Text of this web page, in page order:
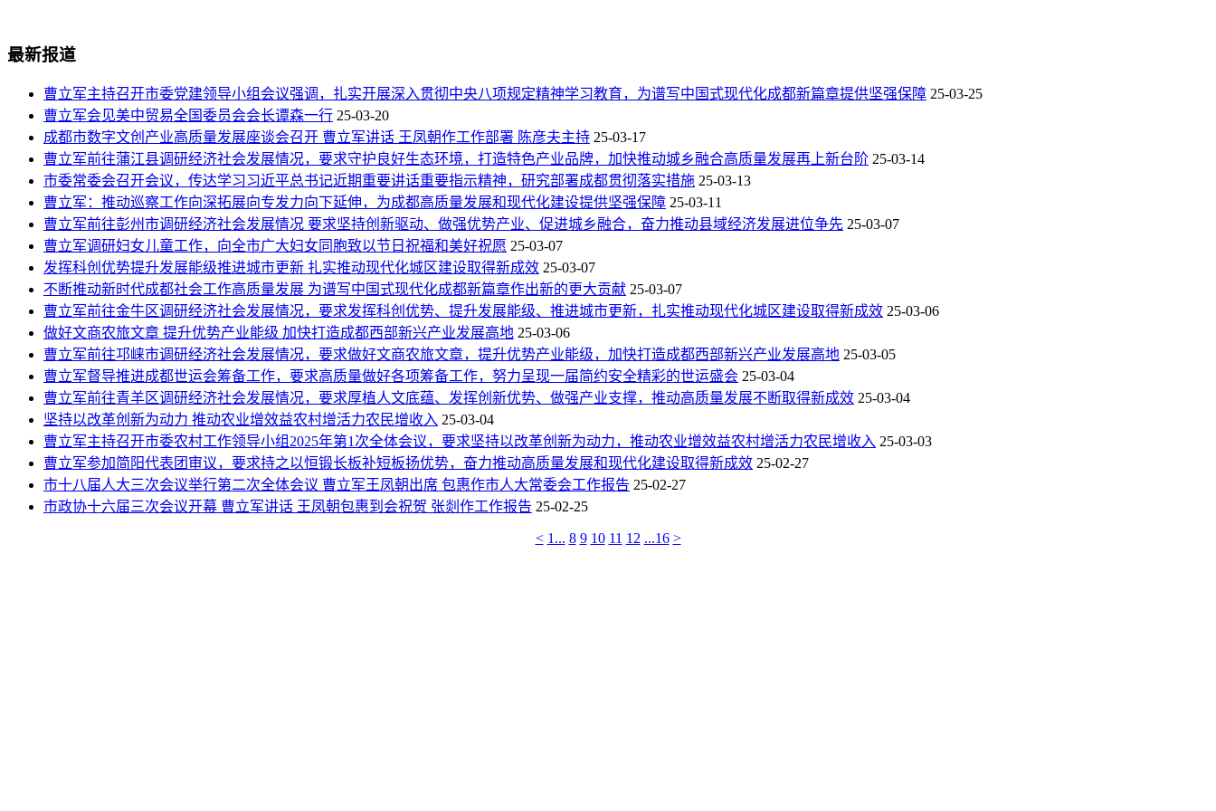
最新报道
曹立军主持召开市委党建领导小组会议强调，扎实开展深入贯彻中央八项规定精神学习教育，为谱写中国式现代化成都新篇章提供坚强保障 25-03-25
曹立军会见美中贸易全国委员会会长谭森一行 25-03-20
成都市数字文创产业高质量发展座谈会召开 曹立军讲话 王凤朝作工作部署 陈彦夫主持 25-03-17
曹立军前往蒲江县调研经济社会发展情况，要求守护良好生态环境，打造特色产业品牌，加快推动城乡融合高质量发展再上新台阶 25-03-14
市委常委会召开会议，传达学习习近平总书记近期重要讲话重要指示精神，研究部署成都贯彻落实措施 25-03-13
曹立军：推动巡察工作向深拓展向专发力向下延伸，为成都高质量发展和现代化建设提供坚强保障 25-03-11
曹立军前往彭州市调研经济社会发展情况 要求坚持创新驱动、做强优势产业、促进城乡融合，奋力推动县域经济发展进位争先 25-03-07
曹立军调研妇女儿童工作，向全市广大妇女同胞致以节日祝福和美好祝愿 25-03-07
发挥科创优势提升发展能级推进城市更新 扎实推动现代化城区建设取得新成效 25-03-07
不断推动新时代成都社会工作高质量发展 为谱写中国式现代化成都新篇章作出新的更大贡献 25-03-07
曹立军前往金牛区调研经济社会发展情况，要求发挥科创优势、提升发展能级、推进城市更新，扎实推动现代化城区建设取得新成效 25-03-06
做好文商农旅文章 提升优势产业能级 加快打造成都西部新兴产业发展高地 25-03-06
曹立军前往邛崃市调研经济社会发展情况，要求做好文商农旅文章，提升优势产业能级，加快打造成都西部新兴产业发展高地 25-03-05
曹立军督导推进成都世运会筹备工作，要求高质量做好各项筹备工作，努力呈现一届简约安全精彩的世运盛会 25-03-04
曹立军前往青羊区调研经济社会发展情况，要求厚植人文底蕴、发挥创新优势、做强产业支撑，推动高质量发展不断取得新成效 25-03-04
坚持以改革创新为动力 推动农业增效益农村增活力农民增收入 25-03-04
曹立军主持召开市委农村工作领导小组2025年第1次全体会议，要求坚持以改革创新为动力，推动农业增效益农村增活力农民增收入 25-03-03
曹立军参加简阳代表团审议，要求持之以恒锻长板补短板扬优势，奋力推动高质量发展和现代化建设取得新成效 25-02-27
市十八届人大三次会议举行第二次全体会议 曹立军王凤朝出席 包惠作市人大常委会工作报告 25-02-27
市政协十六届三次会议开幕 曹立军讲话 王凤朝包惠到会祝贺 张剡作工作报告 25-02-25
< 1... 8 9 10 11 12 ...16 >